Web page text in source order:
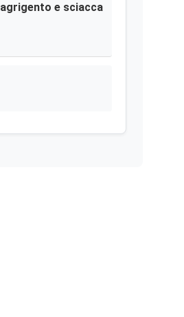
e sciacca